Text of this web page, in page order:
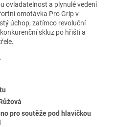
ovladatelnost a plynulé vedení
omotávka Pro Grip v
úchop, zatímco revoluční
skluz po hřišti a
pro soutěže pod hlavičkou